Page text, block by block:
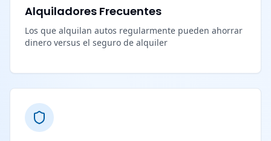
Alquiladores Frecuentes
Los que alquilan autos regularmente pueden ahorrar
dinero versus el seguro de alquiler